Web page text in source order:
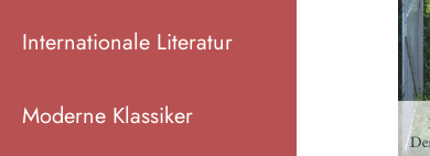
Internationale Literatur
Moderne Klassiker